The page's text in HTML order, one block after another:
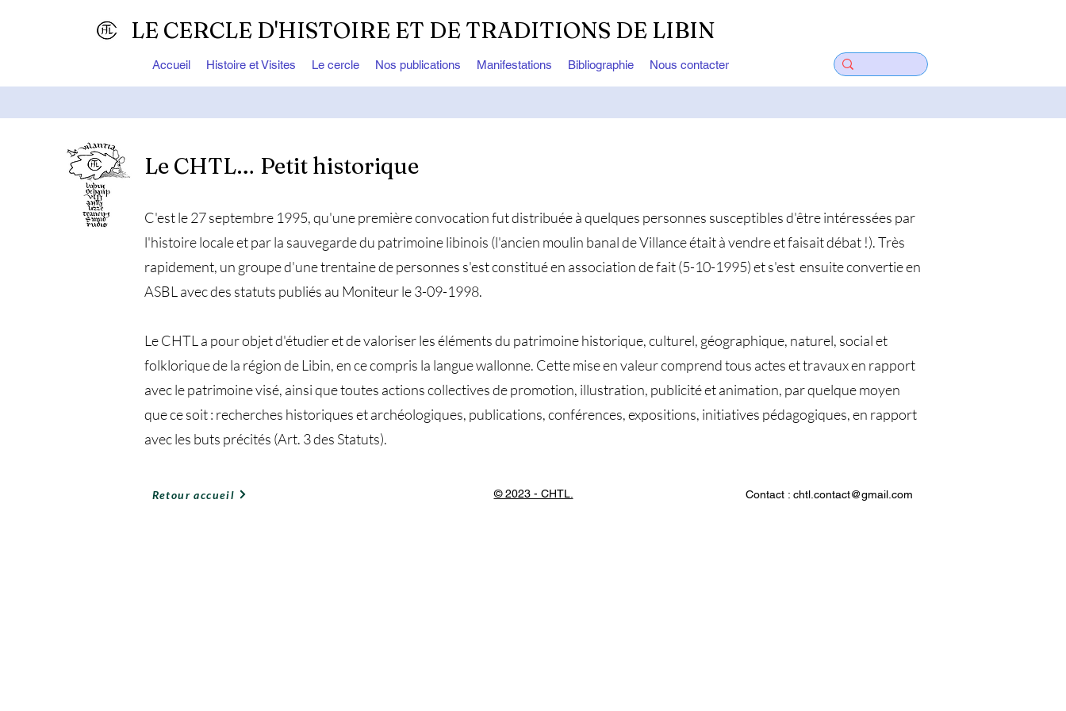
LE CERCLE D'HISTOIRE ET DE TRADITIONS DE LIBIN
Accueil Histoire et Visites Le cercle Nos publications Manifestations Bibliographie Nous contacter
Le CHTL… Petit historique
C'est le 27 septembre 1995, qu'une première convocation fut distribuée à quelques personnes susceptibles d'être intéressées par
l'histoire locale et par la sauvegarde du patrimoine libinois (l'ancien moulin banal de Villance était à vendre et faisait débat !). Très
rapidement, un groupe d'une trentaine de personnes s'est constitué en association de fait (5-10-1995) et s'est ensuite convertie en
ASBL avec des statuts publiés au Moniteur le 3-09-1998.
Le CHTL a pour objet d'étudier et de valoriser les éléments du patrimoine historique, culturel, géographique, naturel, social et
folklorique de la région de Libin, en ce compris la langue wallonne. Cette mise en valeur comprend tous actes et travaux en rapport
avec le patrimoine visé, ainsi que toutes actions collectives de promotion, illustration, publicité et animation, par quelque moyen
que ce soit : recherches historiques et archéologiques, publications, conférences, expositions, initiatives pédagogiques, en rapport
avec les buts précités (Art. 3 des Statuts).
Retour accueil © 2023 - CHTL. Contact : chtl.contact@gmail.com